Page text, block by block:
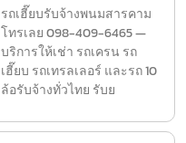
รถเฮี๊ยบรับจ้างพนมสารคาม
โทรเลย 098-409-6465 —
บริการให้เช่า รถเครน รถ
เฮี๊ยบ รถเทรลเลอร์ และรถ 10
ล้อรับจ้างทั่วไทย รับย